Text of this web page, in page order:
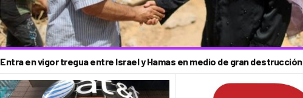
Entra en vigor tregua entre Israel y Hamas en medio de gran destrucción